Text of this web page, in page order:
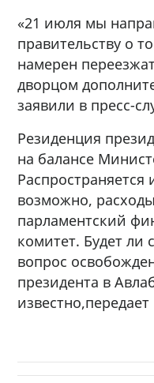
«21 июля мы
правительству о
намерен
дворцом
заявили в пресс-
Резиденция
на балансе
возможно,
парламентский
комитет. Будет ли
вопрос
президента в